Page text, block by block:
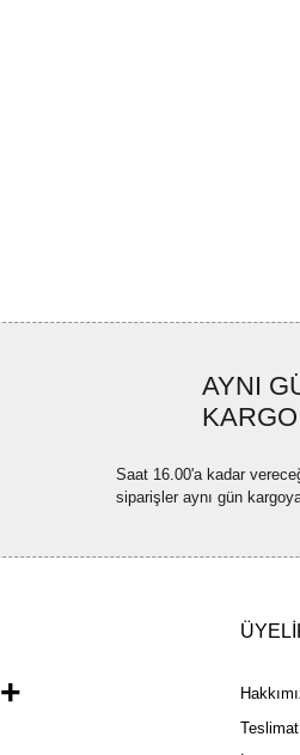
AYNI
KARGO
Saat 16.00'a kadar
siparişler aynı gün
+